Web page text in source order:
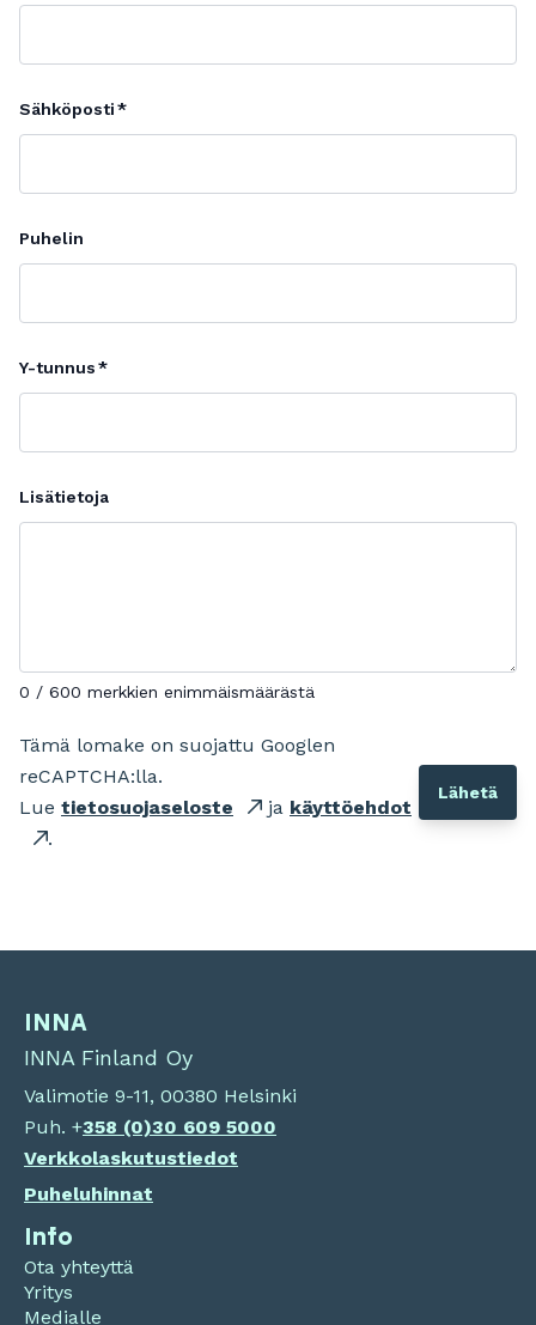
Sähköposti
Puhelin
Y-tunnus
Lisätietoja
0 / 600 merkkien enimmäismäärästä
Tämä lomake on suojattu Googlen
reCAPTCHA:lla.
Lue tietosuojaseloste ja käyttöehdot
.
INNA
INNA Finland Oy
Valimotie 9-11, 00380 Helsinki
Puh. +358 (0)30 609 5000
Verkkolaskutustiedot
Puheluhinnat
Info
Ota yhteyttä
Yritys
Medialle